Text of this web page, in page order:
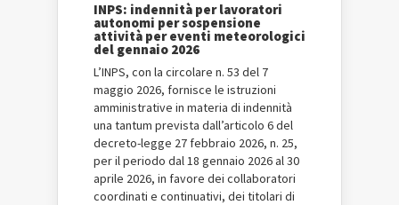
INPS: indennità per lavoratori
autonomi per sospensione
attività per eventi meteorologici
del gennaio 2026
L’INPS, con la circolare n. 53 del 7
maggio 2026, fornisce le istruzioni
amministrative in materia di indennità
una tantum prevista dall’articolo 6 del
decreto-legge 27 febbraio 2026, n. 25,
per il periodo dal 18 gennaio 2026 al 30
aprile 2026, in favore dei collaboratori
coordinati e continuativi, dei titolari di